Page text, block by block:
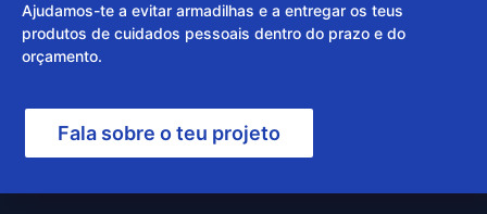
Ajudamos-te a evitar armadilhas e a entregar os teus
produtos de cuidados pessoais dentro do prazo e do
orçamento.
Fala sobre o teu projeto